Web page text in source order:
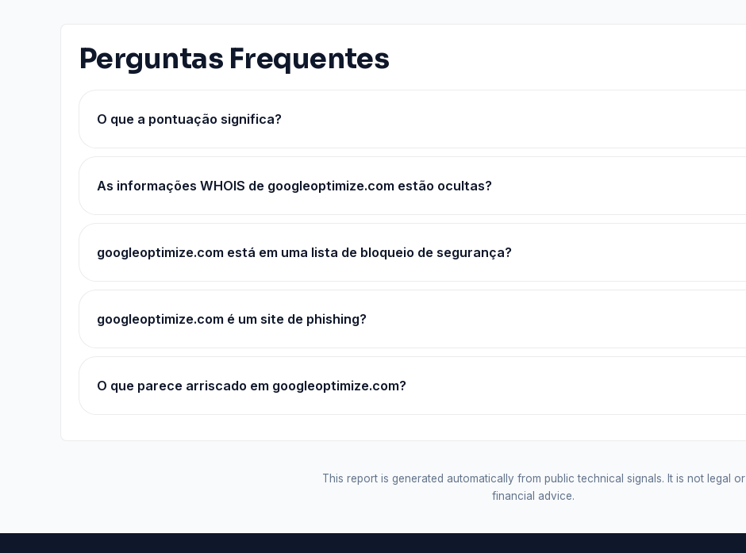
Perguntas Frequentes
O que a pontuação significa?
As informações WHOIS de googleoptimize.com estão ocultas?
googleoptimize.com está em uma lista de bloqueio de segurança?
googleoptimize.com é um site de phishing?
O que parece arriscado em googleoptimize.com?
This report is generated automatically from public technical signals. It is not legal or
financial advice.